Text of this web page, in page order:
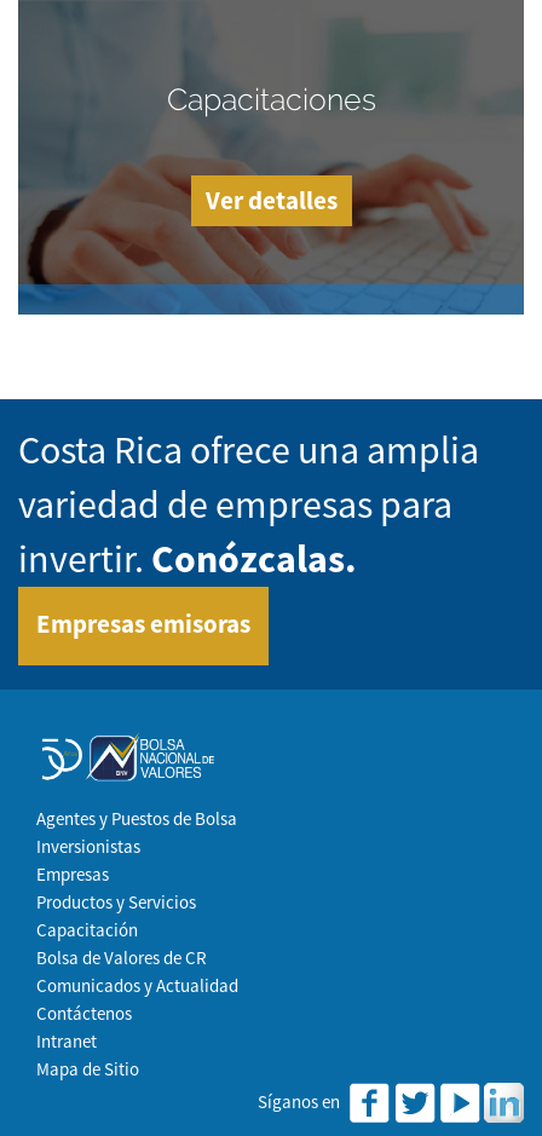
Capacitaciones
Ver detalles
Costa Rica ofrece una amplia
variedad de empresas para
invertir. Conózcalas.
Empresas emisoras
Agentes y Puestos de Bolsa
Inversionistas
Empresas
Productos y Servicios
Capacitación
Bolsa de Valores de CR
Comunicados y Actualidad
Contáctenos
Intranet
Mapa de Sitio
Síganos en